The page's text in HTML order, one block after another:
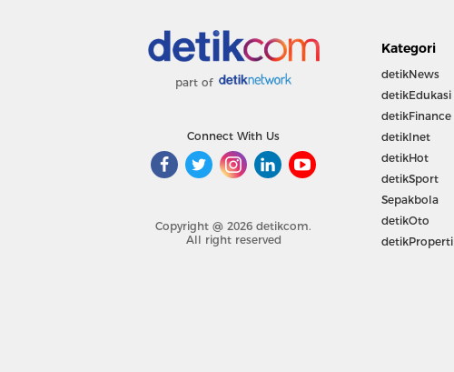
part of
Connect With Us
Copyright @ 2026 detikcom.
All right reserved
Kategori
detikNews
detikEdukasi
detikFinance
detikInet
detikHot
detikSport
Sepakbola
detikOto
detikProperti